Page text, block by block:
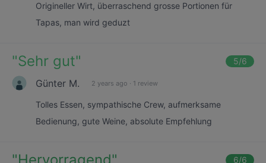
Origineller Wirt, überraschend grosse Portionen für
Tapas, man wird geduzt
"Sehr gut" 5/6
Günter M. 2 years ago · 1 review
Tolles Essen, sympathische Crew, aufmerksame
Bedienung, gute Weine, absolute Empfehlung
6/6